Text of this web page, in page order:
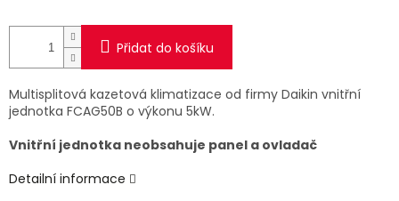
Přidat do košíku
Multisplitová kazetová klimatizace od firmy Daikin vnitřní
jednotka FCAG50B o výkonu 5kW.
Vnitřní jednotka neobsahuje panel a ovladač
Detailní informace